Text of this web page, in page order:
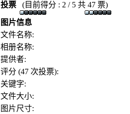
投票 (目前得分 : 2 / 5 共 47 票)
图片信息
文件名称:
相册名称:
提供者:
评分 (47 次投票):
关键字:
文件大小:
图片尺寸: